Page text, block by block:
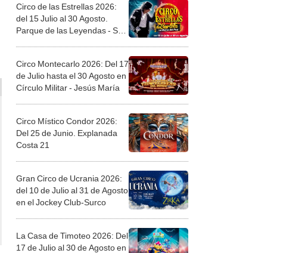
Circo de las Estrellas 2026:
del 15 Julio al 30 Agosto.
Parque de las Leyendas - San
Circo Montecarlo 2026: Del 17
de Julio hasta el 30 Agosto en
Círculo Militar - Jesús María
Circo Místico Condor 2026:
Del 25 de Junio. Explanada
Costa 21
Gran Circo de Ucrania 2026:
del 10 de Julio al 31 de Agosto
en el Jockey Club-Surco
La Casa de Timoteo 2026: Del
17 de Julio al 30 de Agosto en